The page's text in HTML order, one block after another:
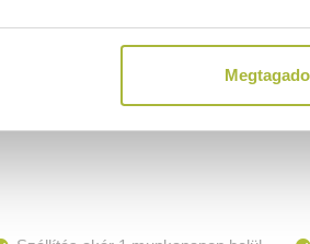
4.008Ft+ ÁFA)